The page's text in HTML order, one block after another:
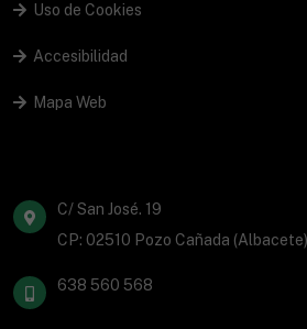
Uso de Cookies
Accesibilidad
Mapa Web
C/ San José. 19
CP: 02510 Pozo Cañada (Albacete)
638 560 568